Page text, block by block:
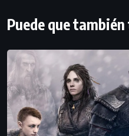
Puede que